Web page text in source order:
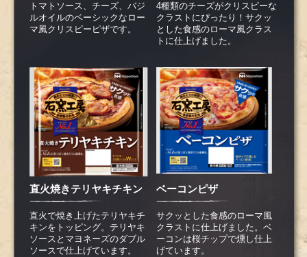
トマトソース、チーズ、バジ
ルオイルのベーシックなロー
マ風クリスピーピザです。
4種類のチーズがクリスピーな
クラストにぴったり！サクッ
とした食感のローマ風クラス
トに仕上げました。
直火焼きテリヤキチキン
直火で焼き上げたテリヤキチ
キンをトッピング。テリヤキ
ソースとマヨネーズのダブル
ソースで仕上げています。
ベーコンピザ
サクッとした食感のローマ風
クラストに仕上げました。ベ
ーコンは桜チップで燻し仕上
げています。